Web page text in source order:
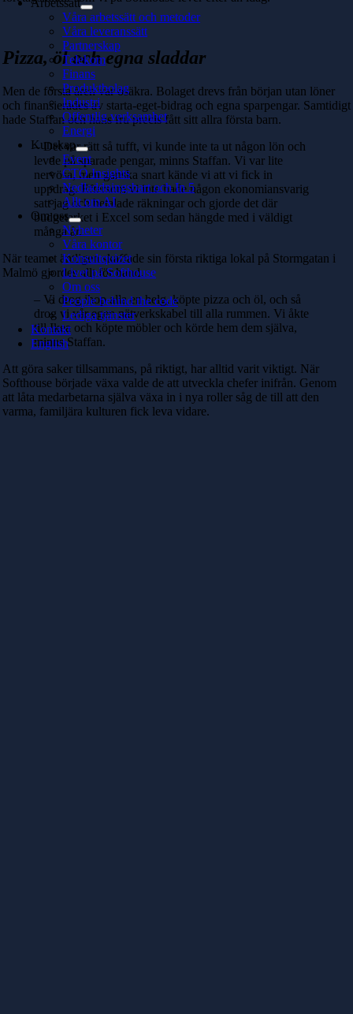
Arbetssätt
Våra arbetssätt och metoder
Våra leveranssätt
Partnerskap
Telekom
Finans
Produktbolag
Industri
Offentlig verksamhet
Energi
Kunskap
Event
CTO Insights
Nedladdningsbart och In 5
Allt om AI
Om oss
Nyheter
Våra kontor
Konsultquizet
Livet på Softhouse
Om oss
People behind the code
Lediga tjänster
Kontakt
English
Pizza, öl och egna sladdar
Men de första åren var osäkra. Bolaget drevs från början utan löner
och finansierades av starta-eget-bidrag och egna sparpengar. Samtidigt
hade Staffan och hans fru precis fått sitt allra första barn.
– Det var rätt så tufft, vi kunde inte ta ut någon lön och
levde på sparade pengar, minns Staffan. Vi var lite
nervösa, men ganska snart kände vi att vi fick in
uppdrag. Eftersom vi inte hade någon ekonomiansvarig
satt jag och betalade räkningar och gjorde det där
budgetarket i Excel som sedan hängde med i väldigt
många år.
När teamet äntligen skaffade sin första riktiga lokal på Stormgatan i
Malmö gjordes allt för hand.
– Vi drog ihop alla en helg, köpte pizza och öl, och så
drog vi vår egen nätverkskabel till alla rummen. Vi åkte
till Ikea och köpte möbler och körde hem dem själva,
minns Staffan.
Att göra saker tillsammans, på riktigt, har alltid varit viktigt. När
Softhouse började växa valde de att utveckla chefer inifrån. Genom
att låta medarbetarna själva växa in i nya roller såg de till att den
varma, familjära kulturen fick leva vidare.